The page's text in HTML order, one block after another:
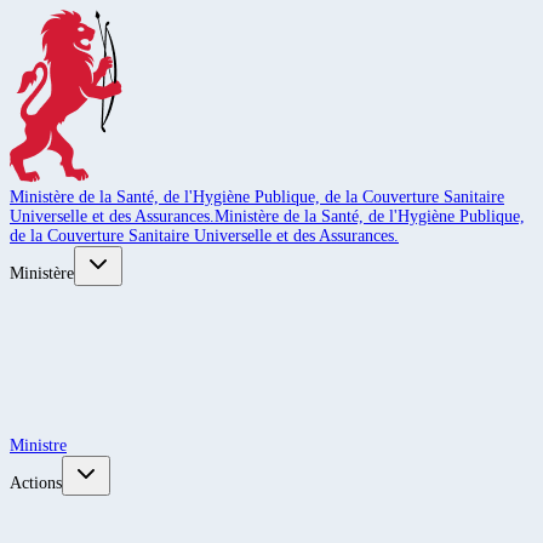
Ministère de la Santé, de l'Hygiène Publique, de la Couverture Sanitaire
Universelle et des Assurances.Ministère de la Santé, de l'Hygiène Publique,
de la Couverture Sanitaire Universelle et des Assurances.
Ministère
Ministre
Actions